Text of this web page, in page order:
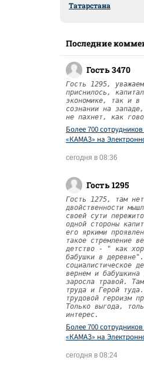
Татарстана
Последние
Гость 3470
Гость 1295,
приснилось,
экономике, так и в
сознании на
не пахнет, как
Более 700
«КАМАЗ» на
сегодня в 08:36
Гость 1295
Гость 1275, там
двойственности
своей сути
одной стороны
его яркими
такое стремление
детство - " как
бабушки в
социалистическое
вернем и бабушкина
заросла травой.
труда и Герой
трудовой героизм
Только выгода,
интерес.
Более 700
«КАМАЗ» на
сегодня в 08:24